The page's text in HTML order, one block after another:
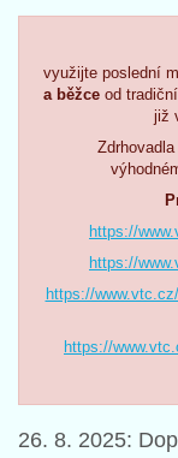
využijte poslední
a běžce od
již
https://
https://
https://
https://
26. 8. 2025: